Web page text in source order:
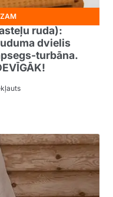
ruda):
dvielis
turbāna.